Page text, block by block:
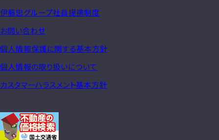
伊藤忠グループ社員提携制度
お問い合わせ
個人情報保護に関する基本方針
個人情報の取り扱いについて
カスタマーハラスメント基本方針